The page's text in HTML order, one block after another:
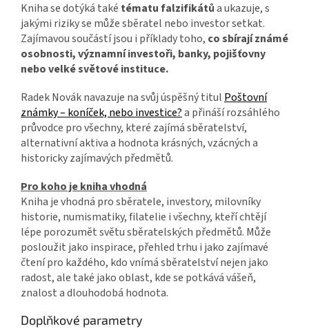
Kniha se dotýká také tématu falzifikátůa ukazuje, s
jakými riziky se může sběratel nebo investor setkat.
Zajímavou součástí jsou i příklady toho, co sbírají známé
osobnosti, významní investoři, banky, pojišťovny
nebo velké světové instituce.
Radek Novák navazuje na svůj úspěšný titul Poštovní
známky – koníček, nebo investice?a přináší rozsáhlého
průvodce pro všechny, které zajímá sběratelství,
alternativní aktiva a hodnota krásných, vzácných a
historicky zajímavých předmětů.
Pro koho je kniha vhodná
Kniha je vhodná pro sběratele, investory, milovníky
historie, numismatiky, filatelie i všechny, kteří chtějí
lépe porozumět světu sběratelských předmětů. Může
posloužit jako inspirace, přehled trhu i jako zajímavé
čtení pro každého, kdo vnímá sběratelství nejen jako
radost, ale také jako oblast, kde se potkává vášeň,
znalost a dlouhodobá hodnota.
Doplňkové parametry